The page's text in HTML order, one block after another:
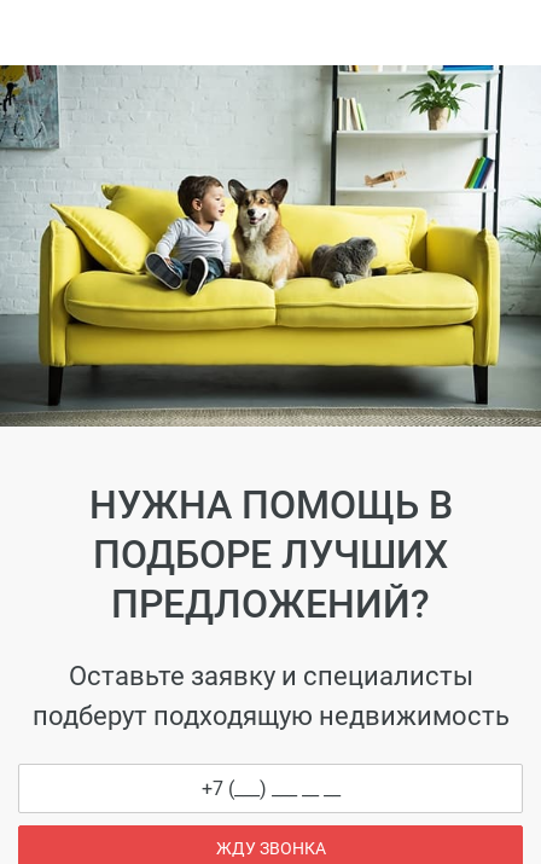
НУЖНА ПОМОЩЬ В
ПОДБОРЕ ЛУЧШИХ
ПРЕДЛОЖЕНИЙ?
Оставьте заявку и специалисты
подберут подходящую недвижимость
ЖДУ ЗВОНКА